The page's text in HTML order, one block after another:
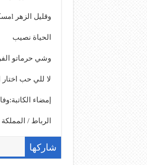
وقليل الزهر lمسكين مجروح قلبو مغبون
الحياة
وشي حرماتو
لا للي حب
إمضاء
الرباط / المملكة
شاركها